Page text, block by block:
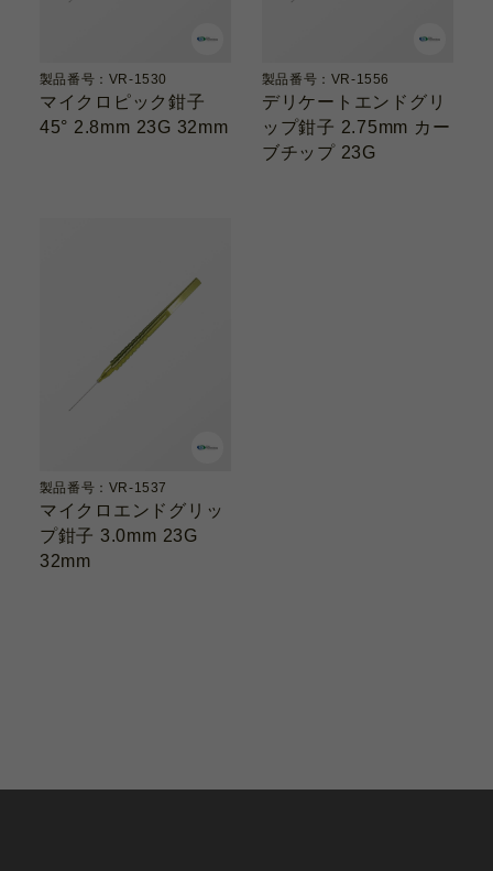
製品番号：VR-1530
マイクロピック鉗子
45° 2.8mm 23G 32mm
製品番号：VR-1556
デリケートエンドグリ
ップ鉗子 2.75mm カー
ブチップ 23G
製品番号：VR-1537
マイクロエンドグリッ
プ鉗子 3.0mm 23G
32mm